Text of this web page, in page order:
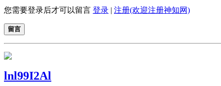
您需要登录后才可以留言 登录 | 注册(欢迎注册神知网)
留言
lnl99I2Al